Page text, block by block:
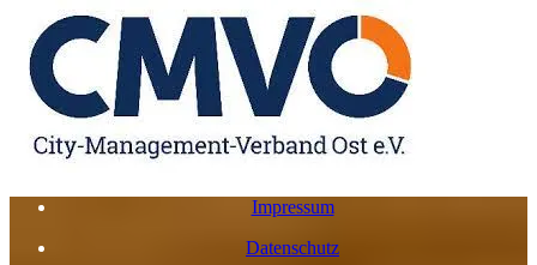
Impressum
Datenschutz